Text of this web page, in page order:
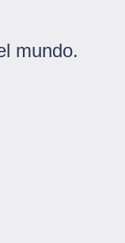
mundo.